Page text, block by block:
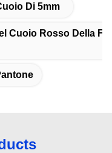
Di 5mm
Cuoio Rosso Della